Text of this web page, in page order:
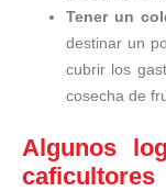
Tener un
destinar un
cubrir los
cosecha de
Algunos
caficultores